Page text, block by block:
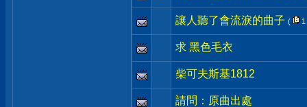
讓人聽了會流淚的曲子 ( 1
求 黑色毛衣
柴可夫斯基1812
請問：原曲出處